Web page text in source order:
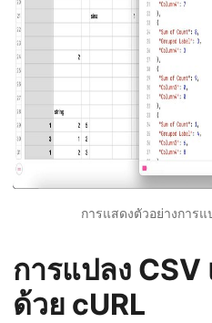
การแสดงตัวอย่างการแ
การแปลง CSV
ด้วย cURL